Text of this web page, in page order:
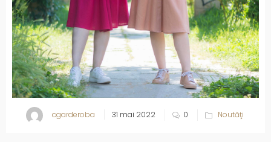
cgarderoba 31 mai 2022 0 Noutăţi